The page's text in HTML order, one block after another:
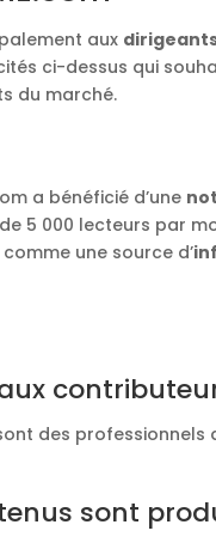
aux dirigeants
ci-dessus qui
du marché.
a bénéficié d’une
5 000 lecteurs par
une source d’
des professionnels
sont